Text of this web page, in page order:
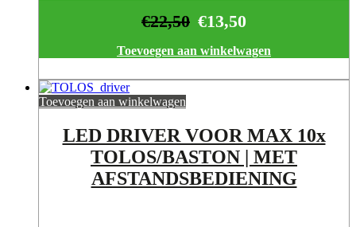
€13,50
€22,50
Toevoegen aan winkelwagen
Toevoegen aan winkelwagen
LED DRIVER VOOR MAX 10x
TOLOS/BASTON | MET
AFSTANDSBEDIENING